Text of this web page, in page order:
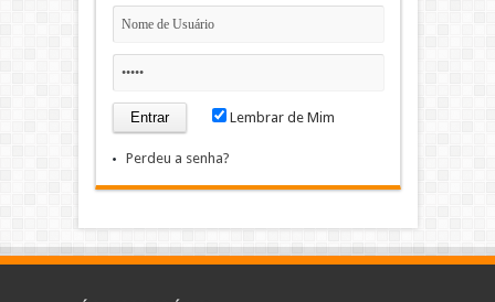
Lembrar de Mim
Perdeu a senha?